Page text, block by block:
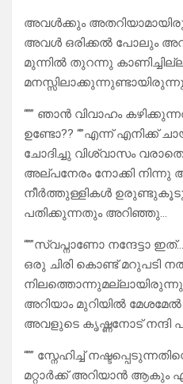
അവൾക്കും
അവൾ ഒരിക്കൽ പോലും
മുന്നിൽ തുറന്നു
“”” ഞാൻ വിവാഹം
ഉണ്ടോ?? “”എന്ന് എനിക്ക്
ചോദിച്ചു വിശ്വാസം
അല്പനേരം നോക്കി നിന്നു
നീർത്തുള്ളികൾ
പതിക്കുന്നതും അറിഞ്ഞു…
“””സ്വപ്നാണോ നന്ദേട്ടാ
ഒരു ചിരി കൊണ്ട് മറുപടി
നിലത്തൊന്നുമല്ലായിരുന്നു
അറിയാം മുറിയിൽ മേശമേൽ
അവളുടെ കൃഷ്ണനോട് നന്ദി
“”” സ്നേഹിച്ച്
മറ്റാർക്ക് അറിയാൻ ആകും